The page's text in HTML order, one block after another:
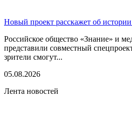
Новый проект расскажет об
Российское общество «Знание» и
представили совместный
зрители смогут...
05.08.2026
Лента новостей